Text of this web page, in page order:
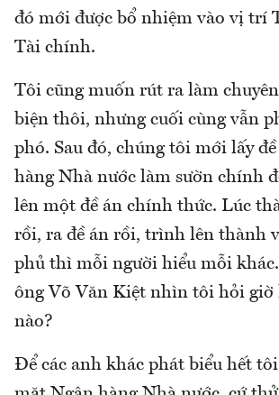
đó mới được bổ nhiệm vào vị trí
Tài chính.
Tôi cũng muốn rút ra làm
biện thôi, nhưng cuối cùng vẫn
phó. Sau đó, chúng tôi mới lấy
hàng Nhà nước làm sườn chính
lên một đề án chính thức. Lúc
rồi, ra đề án rồi, trình lên thành
phủ thì mỗi người hiểu mỗi
ông Võ Văn Kiệt nhìn tôi hỏi giờ
nào?
Để các anh khác phát biểu hết